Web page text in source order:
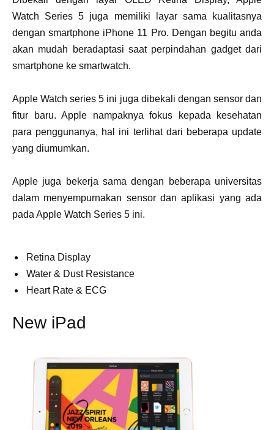
Watch Series 5 juga memiliki layar sama kualitasnya
dengan smartphone iPhone 11 Pro. Dengan begitu anda
akan mudah beradaptasi saat perpindahan gadget dari
smartphone ke smartwatch.
Apple Watch series 5 ini juga dibekali dengan sensor dan
fitur baru. Apple nampaknya fokus kepada kesehatan
para penggunanya, hal ini terlihat dari beberapa update
yang diumumkan.
Apple juga bekerja sama dengan beberapa universitas
dalam menyempurnakan sensor dan aplikasi yang ada
pada Apple Watch Series 5 ini.
Retina Display
Water & Dust Resistance
Heart Rate & ECG
New iPad